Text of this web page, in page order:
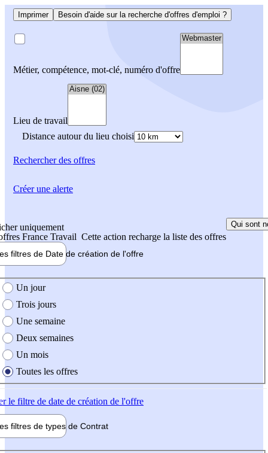
Imprimer Besoin d'aide sur la recherche d'offres d'emploi ?
Métier, compétence, mot-clé, numéro d'offre
Lieu de travail
Distance autour du lieu choisi
Rechercherdes offres
uniquement
France Travail Cette action recharge la liste des offres
Qui sont
filtres de Date de création de l'offre
création de l'offre
Un jour
Trois jours
Une semaine
Deux semaines
Un mois
Toutes les offres
le filtre de date de création de l'offre
filtres de types de Contrat
Créer une alerte